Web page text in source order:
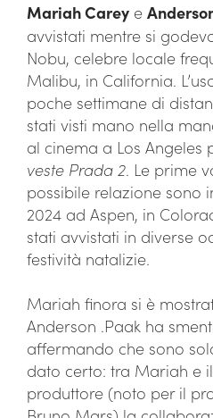
Mariah Carey e
avvistati mentre si
Nobu, celebre locale
Malibu, in California.
poche settimane di
stati visti mano nella
al cinema a Los Angeles
veste Prada 2. Le prime
possibile relazione sono
2024 ad Aspen, in
stati avvistati in diverse
festività natalizie.
Mariah finora si è
Anderson .Paak ha
affermando che sono
dato certo: tra Mariah e
produttore (noto per il